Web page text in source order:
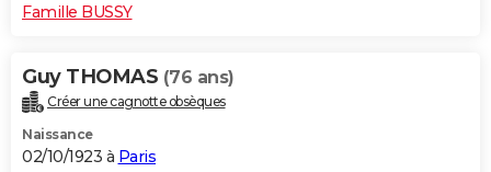
Famille BUSSY
Guy THOMAS (76 ans)
Créer une cagnotte obsèques
Naissance
02/10/1923 à Paris